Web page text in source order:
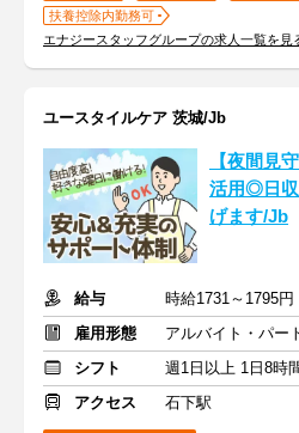
扶養控除内勤務可
エナジースタッフグループの求人一覧を見
ユースタイルケア 茨城/Jb
【夜間見
活用◎日収
げます/Jb
給与
雇用形態
アルバイト・パー
シフト
週1日以上 1日8時
アクセス
石下駅